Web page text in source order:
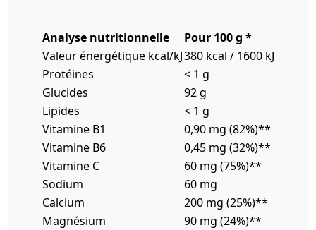
Analyse nutritionnelle
Pour 100 g *
Valeur énergétique kcal/kJ380 kcal / 1600 kJ
Protéines
< 1 g
Glucides
92 g
Lipides
< 1 g
Vitamine B1
0,90 mg (82%)**
Vitamine B6
0,45 mg (32%)**
Vitamine C
60 mg (75%)**
Sodium
60 mg
Calcium
200 mg (25%)**
Magnésium
90 mg (24%)**